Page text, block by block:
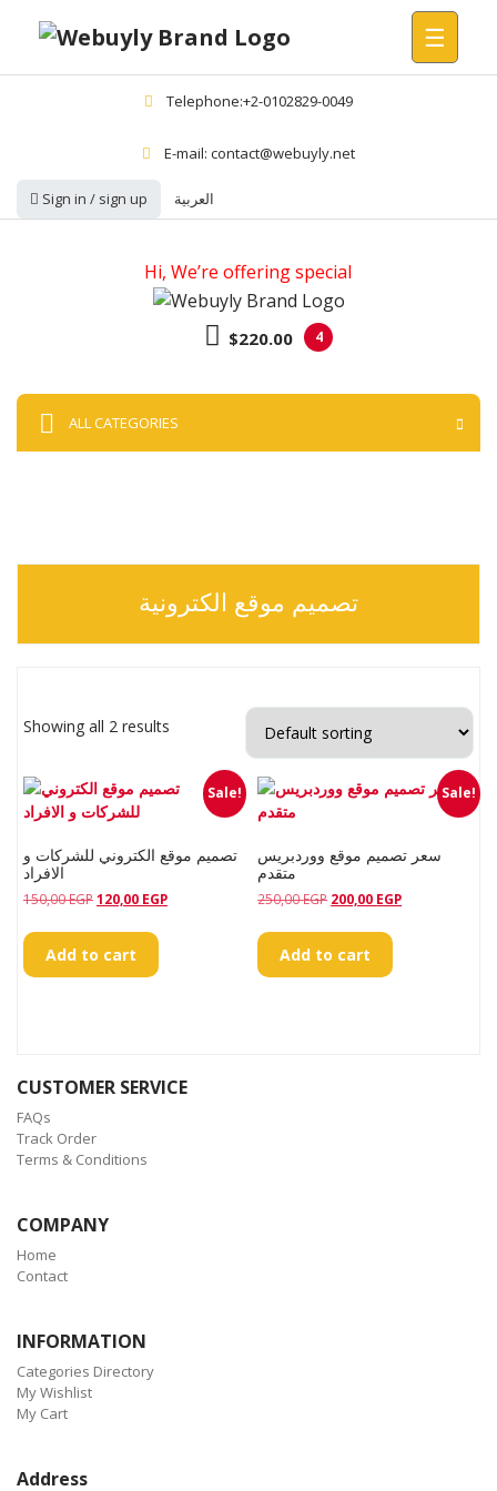
☰
Telephone:+2-0102829-0049
E-mail: contact@webuyly.net
Sign in / sign up العربية
Hi, We’re offering special
4
$220.00
ALL CATEGORIES
تصميم موقع الكترونية
Showing all 2 results
Sale!
تصميم موقع الكتروني للشركات و
الافراد
150,00EGPOriginal
was:
150,00 EGP.
120,00 EGPCurrent
Add to cart
Sale!
سعر تصميم موقع ووردبريس
متقدم
250,00EGP Original
was:
250,00 EGP.
200,00 EGPCurrent
Add to cart
CUSTOMER SERVICE
FAQs
Track Order
Terms & Conditions
COMPANY
Home
Contact
INFORMATION
Categories Directory
My Wishlist
My Cart
Address